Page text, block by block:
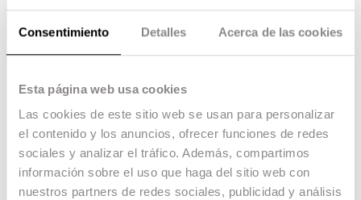
Consentimiento Detalles Acerca de las cookies
Esta página web usa cookies
Las cookies de este sitio web se usan para personalizar
el contenido y los anuncios, ofrecer funciones de redes
sociales y analizar el tráfico. Además, compartimos
información sobre el uso que haga del sitio web con
nuestros partners de redes sociales, publicidad y análisis